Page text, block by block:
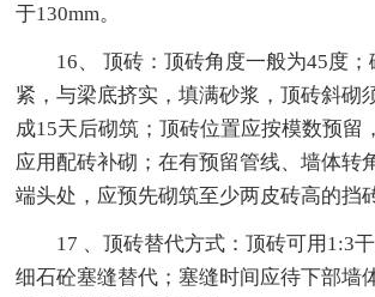
于130mm。
16、 顶砖：顶砖角度一般为45度；
紧，与梁底挤实，填满砂浆，顶砖斜砌
成15天后砌筑；顶砖位置应按模数预留
应用配砖补砌；在有预留管线、墙体转
端头处，应预先砌筑至少两皮砖高的挡
17 、顶砖替代方式：顶砖可用1:3干
细石砼塞缝替代；塞缝时间应待下部墙